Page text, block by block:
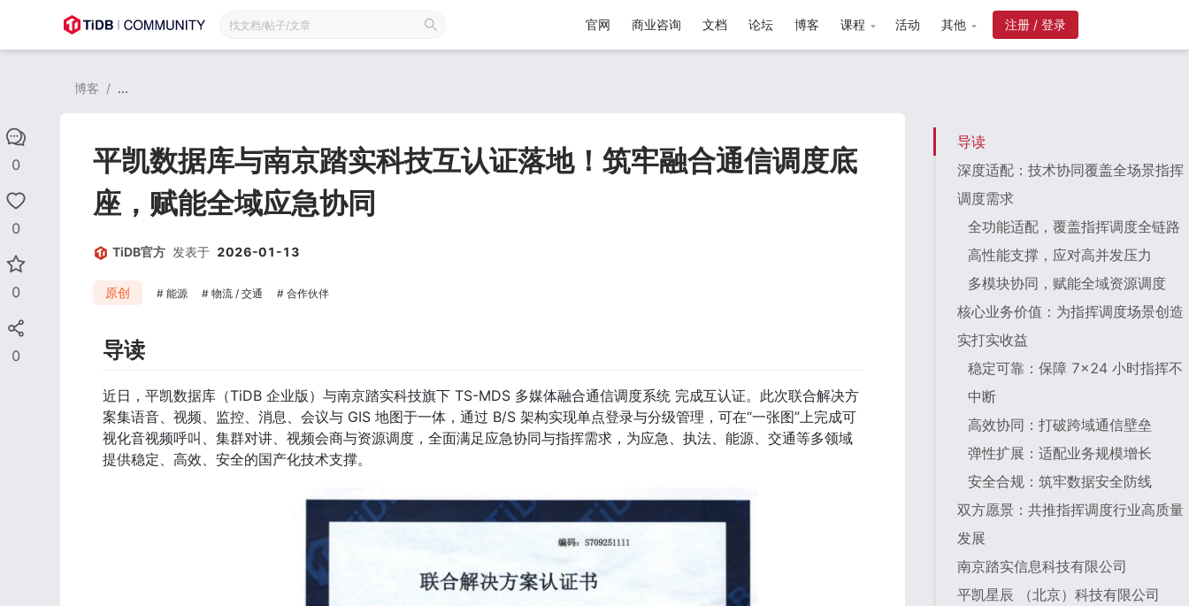
官网 商业咨询 文档 论坛 博客 课程 活动 其他 注册 / 登录
0
0
0
0
博客 / ...
平凯数据库与南京踏实科技互认证落地！筑牢融合通信调度底
座，赋能全域应急协同
TiDB官方 发表于 2026-01-13
原创 能源 物流 / 交通 合作伙伴
导读
近日，平凯数据库（TiDB 企业版）与南京踏实科技旗下 TS-MDS 多媒体融合通信调度系统 完成互认证。此次联合解决方
案集语音、视频、监控、消息、会议与 GIS 地图于一体，通过 B/S 架构实现单点登录与分级管理，可在“一张图”上完成可
视化音视频呼叫、集群对讲、视频会商与资源调度，全面满足应急协同与指挥需求，为应急、执法、能源、交通等多领域
提供稳定、高效、安全的国产化技术支撑。
导读
深度适配：技术协同覆盖全场景指挥
调度需求
全功能适配，覆盖指挥调度全链路
高性能支撑，应对高并发压力
多模块协同，赋能全域资源调度
核心业务价值：为指挥调度场景创造
实打实收益
稳定可靠：保障 7×24 小时指挥不
中断
高效协同：打破跨域通信壁垒
弹性扩展：适配业务规模增长
安全合规：筑牢数据安全防线
双方愿景：共推指挥调度行业高质量
发展
南京踏实信息科技有限公司
平凯星辰 （北京）科技有限公司